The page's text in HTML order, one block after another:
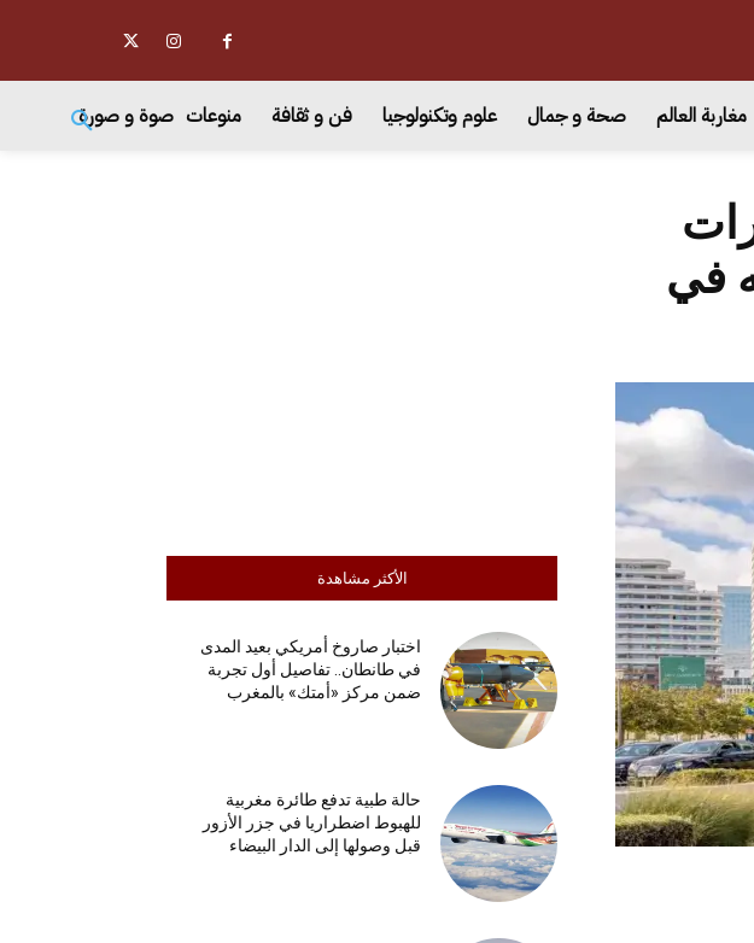
مغاربة العالم صحة و جمال علوم وتكنولوجيا فن و ثقافة منوعات صوة و صورة
الأكثر مشاهدة
اختبار صاروخ أمريكي بعيد المدى
في طانطان.. تفاصيل أول تجربة
ضمن مركز «أمتك» بالمغرب
حالة طبية تدفع طائرة مغربية
للهبوط اضطراريا في جزر الأزور
قبل وصولها إلى الدار البيضاء
في